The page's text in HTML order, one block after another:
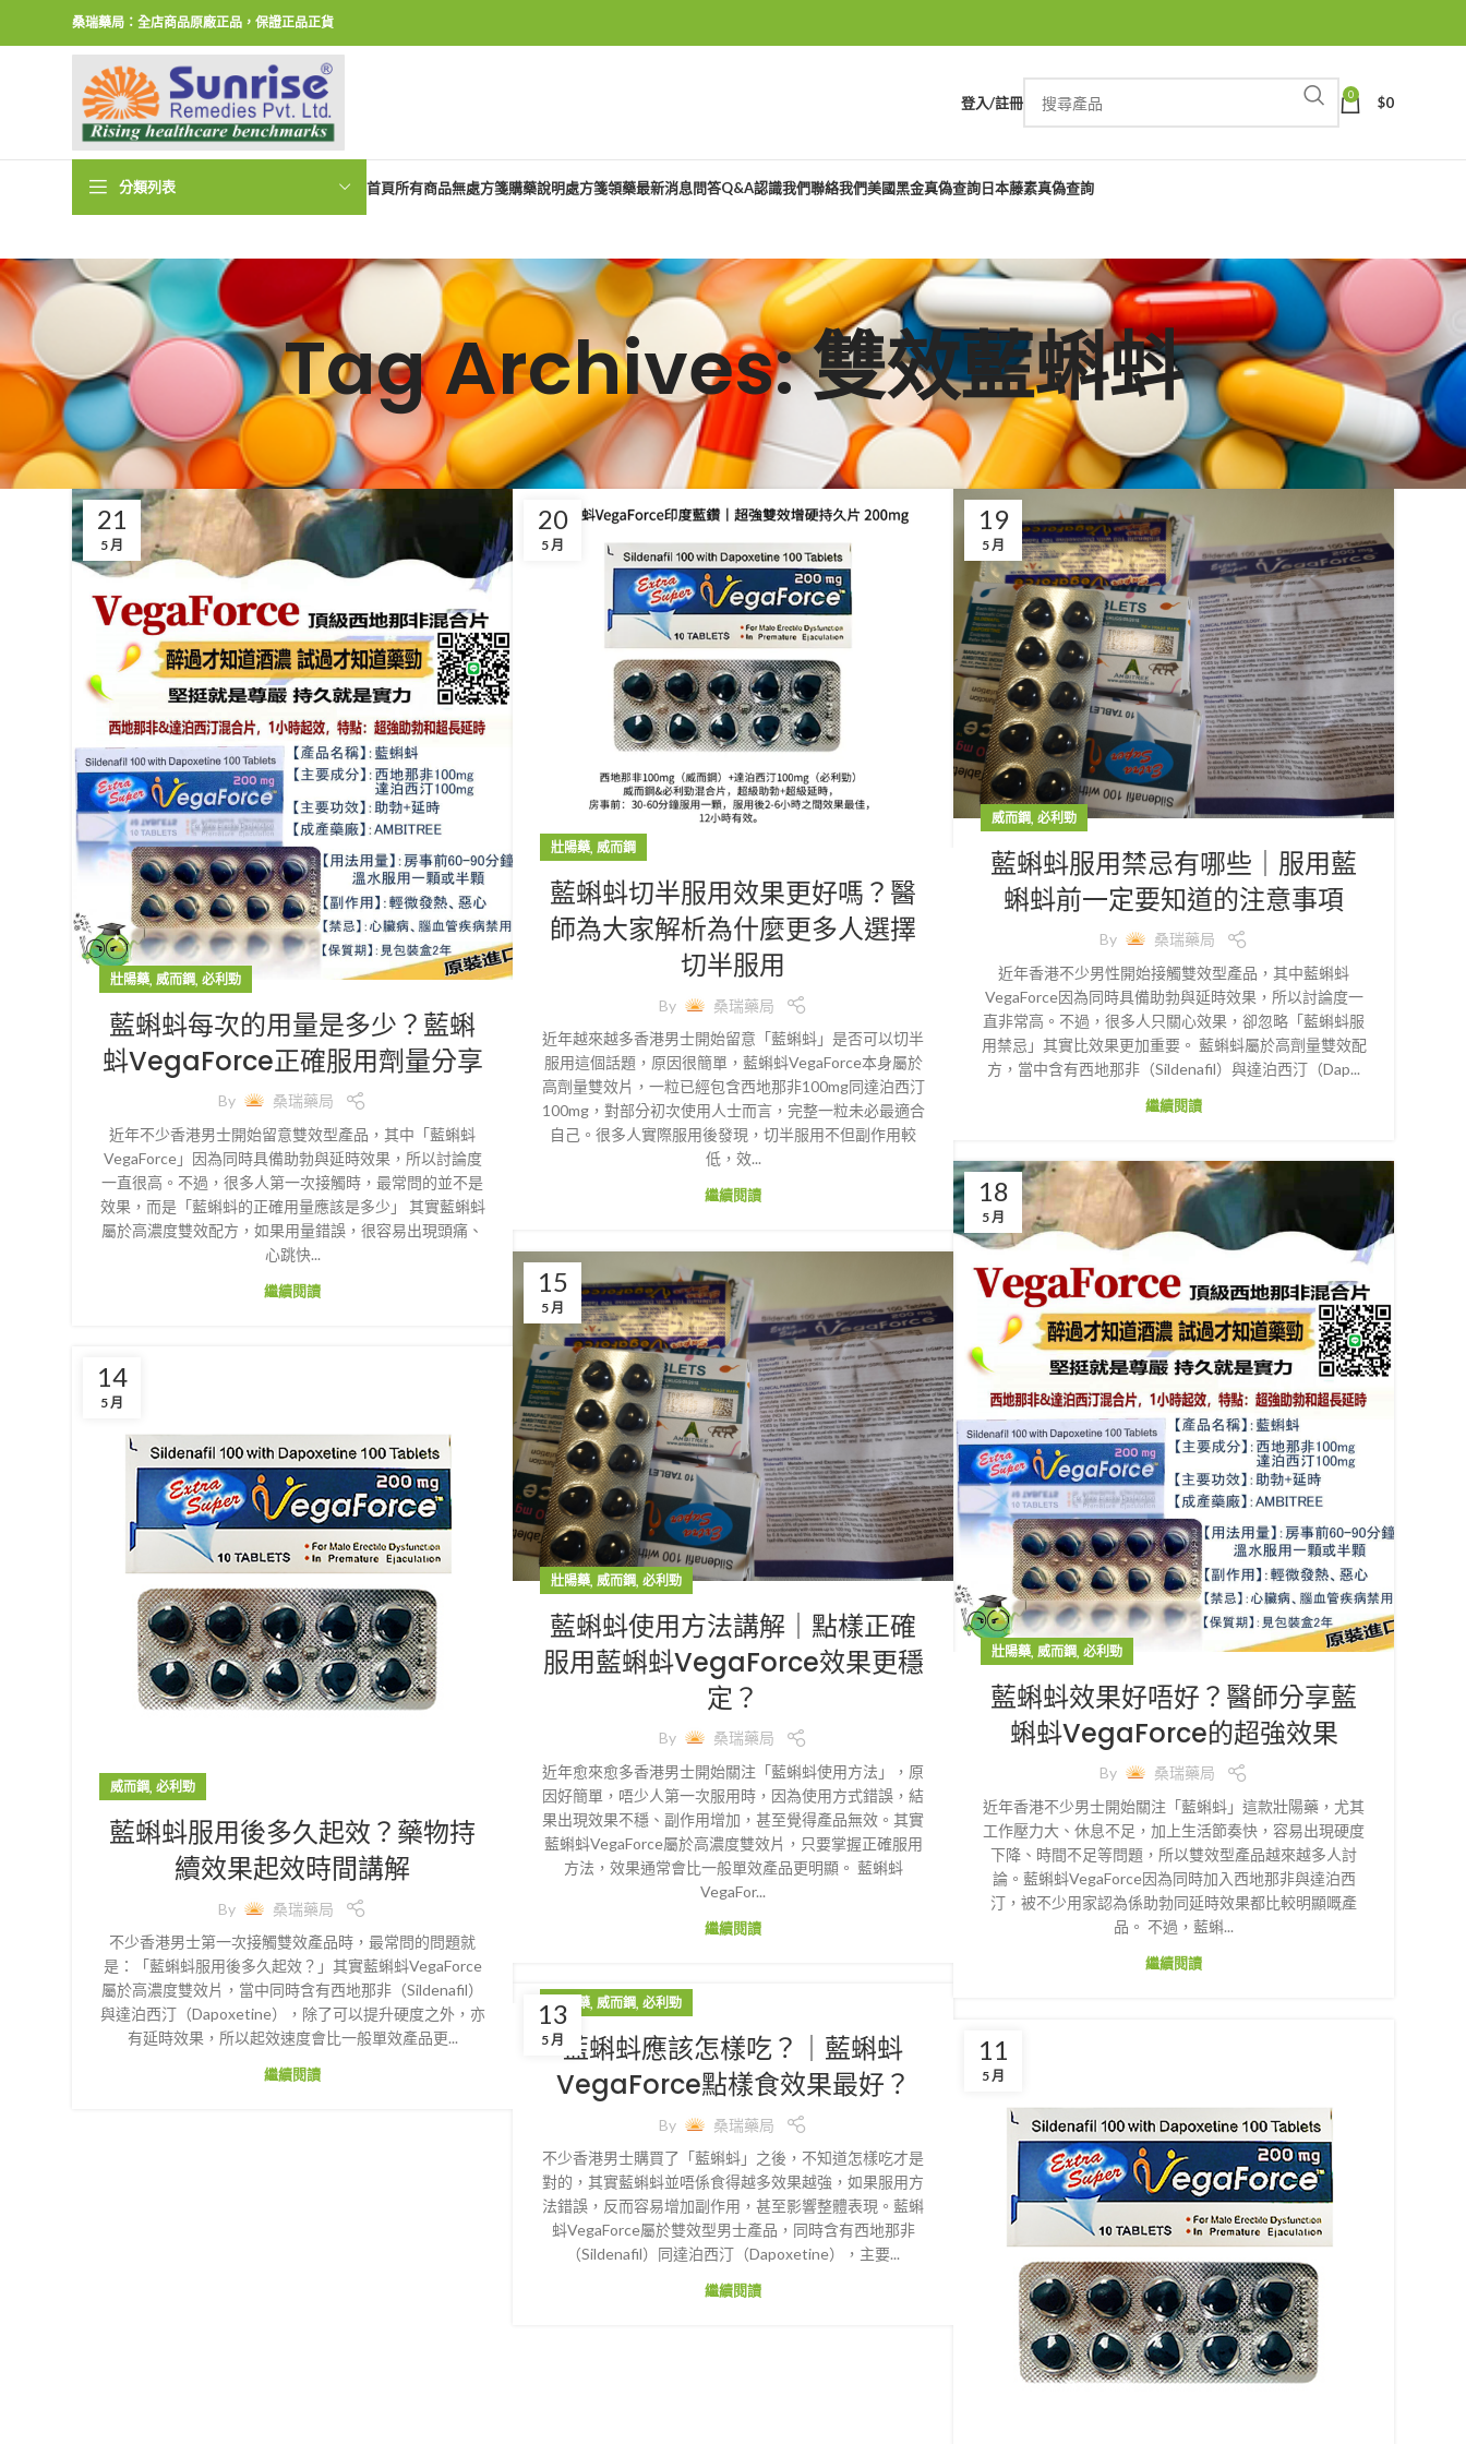
桑瑞藥局：全店商品原廠正品，保證正品正貨
登入/註冊 0 $0
分類列表 首頁所有商品無處方箋購藥說明處方箋領藥最新消息問答Q&A認識我們聯絡我們美國黑金真偽查詢日本藤素真偽查詢
Tag Archives: 雙效藍蝌蚪
21
5 月
壯陽藥, 威而鋼, 必利勁
藍蝌蚪每次的用量是多少？藍蝌
蚪VegaForce正確服用劑量分享
By
桑瑞藥局
近年不少香港男士開始留意雙效型產品，其中「藍蝌蚪
VegaForce」因為同時具備助勃與延時效果，所以討論度
一直很高。不過，很多人第一次接觸時，最常問的並不是
效果，而是「藍蝌蚪的正確用量應該是多少」 其實藍蝌蚪
屬於高濃度雙效配方，如果用量錯誤，很容易出現頭痛、
心跳快...
繼續閱讀
20
5 月
壯陽藥, 威而鋼
藍蝌蚪切半服用效果更好嗎？醫
師為大家解析為什麼更多人選擇
切半服用
By
桑瑞藥局
近年越來越多香港男士開始留意「藍蝌蚪」是否可以切半
服用這個話題，原因很簡單，藍蝌蚪VegaForce本身屬於
高劑量雙效片，一粒已經包含西地那非100mg同達泊西汀
100mg，對部分初次使用人士而言，完整一粒未必最適合
自己。很多人實際服用後發現，切半服用不但副作用較
低，效...
繼續閱讀
19
5 月
威而鋼, 必利勁
藍蝌蚪服用禁忌有哪些｜服用藍
蝌蚪前一定要知道的注意事項
By
桑瑞藥局
近年香港不少男性開始接觸雙效型產品，其中藍蝌蚪
VegaForce因為同時具備助勃與延時效果，所以討論度一
直非常高。不過，很多人只關心效果，卻忽略「藍蝌蚪服
用禁忌」其實比效果更加重要。 藍蝌蚪屬於高劑量雙效配
方，當中含有西地那非（Sildenafil）與達泊西汀（Dap...
繼續閱讀
18
5 月
壯陽藥, 威而鋼, 必利勁
藍蝌蚪效果好唔好？醫師分享藍
蝌蚪VegaForce的超強效果
By
桑瑞藥局
近年香港不少男士開始關注「藍蝌蚪」這款壯陽藥，尤其
工作壓力大、休息不足，加上生活節奏快，容易出現硬度
下降、時間不足等問題，所以雙效型產品越來越多人討
論。藍蝌蚪VegaForce因為同時加入西地那非與達泊西
汀，被不少用家認為係助勃同延時效果都比較明顯嘅產
品。 不過，藍蝌...
繼續閱讀
15
5 月
壯陽藥, 威而鋼, 必利勁
藍蝌蚪使用方法講解｜點樣正確
服用藍蝌蚪VegaForce效果更穩
定？
By
桑瑞藥局
近年愈來愈多香港男士開始關注「藍蝌蚪使用方法」，原
因好簡單，唔少人第一次服用時，因為使用方式錯誤，結
果出現效果不穩、副作用增加，甚至覺得產品無效。其實
藍蝌蚪VegaForce屬於高濃度雙效片，只要掌握正確服用
方法，效果通常會比一般單效產品更明顯。 藍蝌蚪
VegaFor...
繼續閱讀
14
5 月
威而鋼, 必利勁
藍蝌蚪服用後多久起效？藥物持
續效果起效時間講解
By
桑瑞藥局
不少香港男士第一次接觸雙效產品時，最常問的問題就
是：「藍蝌蚪服用後多久起效？」其實藍蝌蚪VegaForce
屬於高濃度雙效片，當中同時含有西地那非（Sildenafil）
與達泊西汀（Dapoxetine），除了可以提升硬度之外，亦
有延時效果，所以起效速度會比一般單效產品更...
繼續閱讀
13
5 月
壯陽藥, 威而鋼, 必利勁
藍蝌蚪應該怎樣吃？｜藍蝌蚪
VegaForce點樣食效果最好？
By
桑瑞藥局
不少香港男士購買了「藍蝌蚪」之後，不知道怎樣吃才是
對的，其實藍蝌蚪並唔係食得越多效果越強，如果服用方
法錯誤，反而容易增加副作用，甚至影響整體表現。藍蝌
蚪VegaForce屬於雙效型男士產品，同時含有西地那非
（Sildenafil）同達泊西汀（Dapoxetine），主要...
繼續閱讀
11
5 月